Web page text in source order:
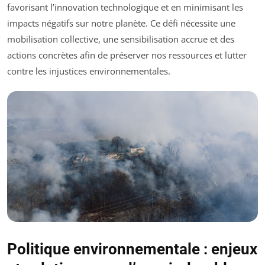
favorisant l’innovation technologique et en minimisant les
impacts négatifs sur notre planète. Ce défi nécessite une
mobilisation collective, une sensibilisation accrue et des
actions concrètes afin de préserver nos ressources et lutter
contre les injustices environnementales.
Politique environnementale : enjeux